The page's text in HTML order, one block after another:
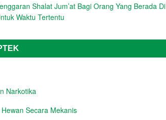
Shalat Jum’at Bagi Orang Yang Berada Di
Waktu Tertentu
Narkotika
Secara Mekanis